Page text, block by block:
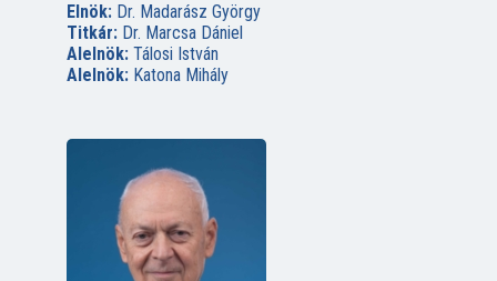
Elnök: Dr. Madarász György
Titkár: Dr. Marcsa Dániel
Alelnök: Tálosi István
Alelnök: Katona Mihály